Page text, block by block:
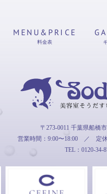
MENU&PRICE
料金表
そうだす
〒273-0011 千葉県船橋
営業時間：9:00〜18:00 ／ 定
TEL：0120-34-